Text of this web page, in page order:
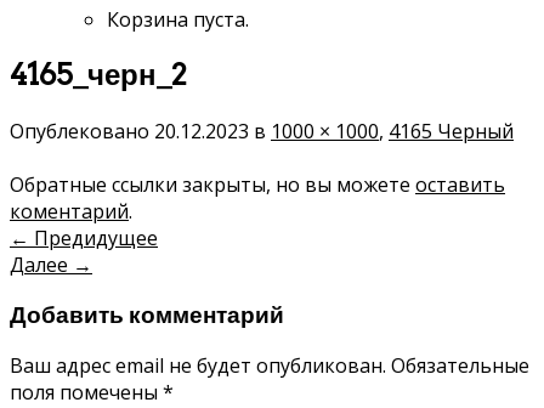
Корзина пуста.
4165_черн_2
Опублековано 20.12.2023 в 1000 × 1000, 4165 Черный
Обратные ссылки закрыты, но вы можете оставить
коментарий.
← Предидущее
Далее →
Добавить комментарий
Ваш адрес email не будет опубликован. Обязательные
поля помечены *